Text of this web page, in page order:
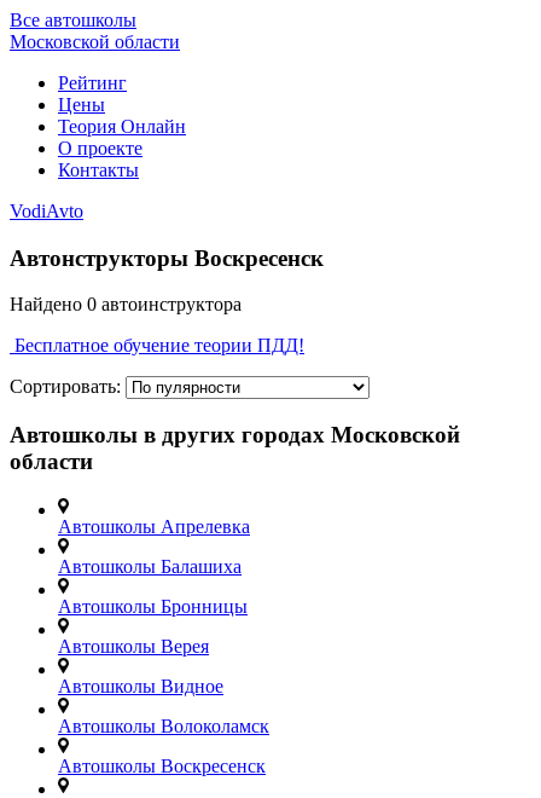
Все автошколы
Московской области
Рейтинг
Цены
Теория Онлайн
О проекте
Контакты
VodiAvto
Автонструкторы Воскресенск
Найдено 0 автоинструктора
Бесплатное обучение теории ПДД!
Сортировать:
Автошколы в других городах Московской
области
Автошколы Апрелевка
Автошколы Балашиха
Автошколы Бронницы
Автошколы Верея
Автошколы Видное
Автошколы Волоколамск
Автошколы Воскресенск